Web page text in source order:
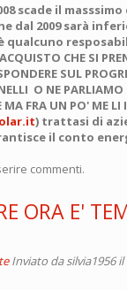
scade il
dal 2009 sarà
qualcuno
CHE SI
SUL
O NE PARLIAMO
MA FRA UN PO' ME
) trattasi di
il conto
commenti.
ORA E'
Inviato da silvia1956il